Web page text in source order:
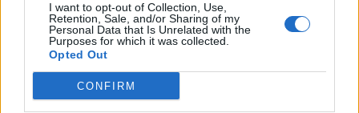
I want to opt-out of Collection, Use,
Retention, Sale, and/or Sharing of my
Personal Data that Is Unrelated with the
Purposes for which it was collected.
Opted Out
CONFIRM
LEGOLVASOTTABB
vízgyűjtőjére